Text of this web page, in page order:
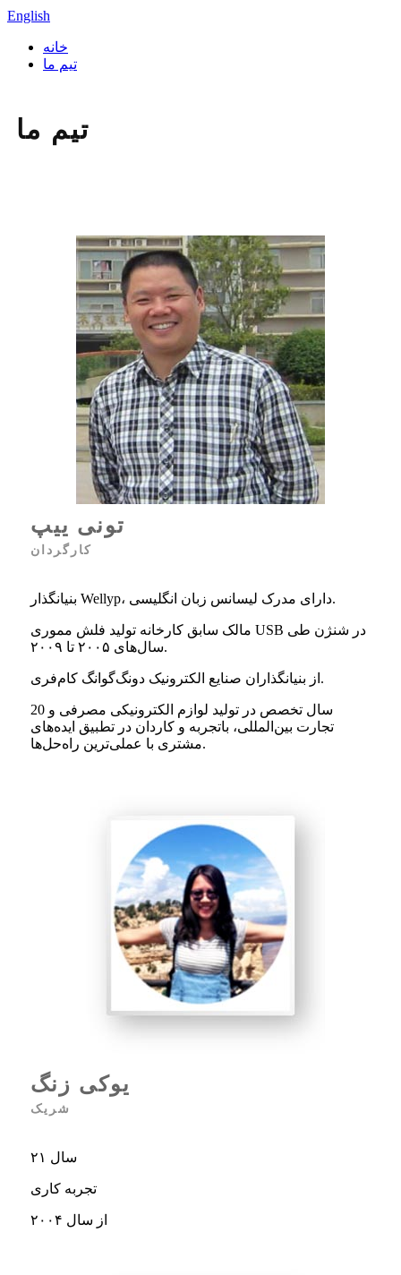
English
خانه
تیم ما
تیم ما
تونی ییپ
کارگردان
بنیانگذار Wellyp، دارای مدرک لیسانس زبان انگلیسی.
مالک سابق کارخانه تولید فلش مموری USB در شنژن طی
سال‌های ۲۰۰۵ تا ۲۰۰۹.
از بنیانگذاران صنایع الکترونیک دونگ‌گوانگ کام‌فری.
20 سال تخصص در تولید لوازم الکترونیکی مصرفی و
تجارت بین‌المللی، باتجربه و کاردان در تطبیق ایده‌های
مشتری با عملی‌ترین راه‌حل‌ها.
یوکی زنگ
شریک
۲۱ سال
تجربه کاری
از سال ۲۰۰۴